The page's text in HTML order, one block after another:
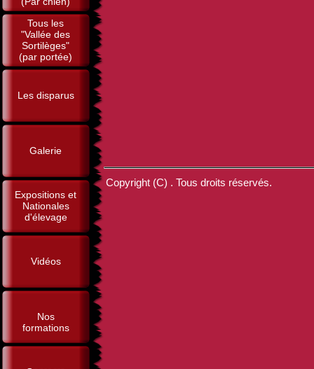
Tous les
"Vallée des
Sortilèges"
(par portée)
Les disparus
Galerie
Expositions et
Nationales
d'élevage
Vidéos
Nos
formations
Copyright (C) . Tous droits réservés.